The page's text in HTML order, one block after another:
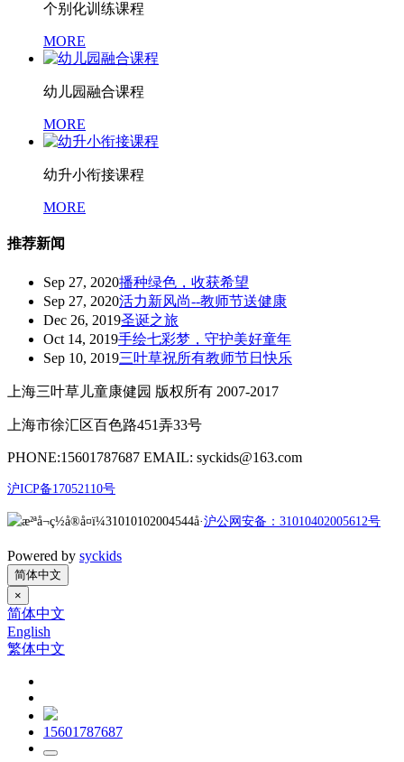
个别化训练课程
MORE
幼儿园融合课程
MORE
幼升小衔接课程
MORE
推荐新闻
Sep 27, 2020播种绿色，收获希望
Sep 27, 2020活力新风尚--教师节送健康
Dec 26, 2019圣诞之旅
Oct 14, 2019手绘七彩梦，守护美好童年
Sep 10, 2019三叶草祝所有教师节日快乐
上海三叶草儿童康健园 版权所有 2007-2017
上海市徐汇区百色路451弄33号
PHONE:15601787687 EMAIL: syckids@163.com
沪ICP备17052110号
沪公网安备：31010402005612号
Powered by syckids
简体中文
×
简体中文
English
繁体中文
15601787687